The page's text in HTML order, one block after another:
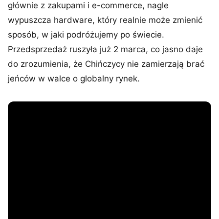
głównie z zakupami i e-commerce, nagle
wypuszcza hardware, który realnie może zmienić
sposób, w jaki podróżujemy po świecie.
Przedsprzedaż ruszyła już 2 marca, co jasno daje
do zrozumienia, że Chińczycy nie zamierzają brać
jeńców w walce o globalny rynek.